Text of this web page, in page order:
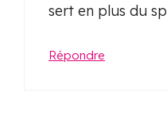
sert en plus du
Répondre